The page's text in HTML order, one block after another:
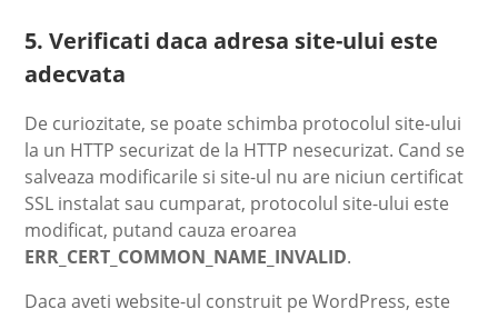
5. Verificati daca adresa site-ului este
adecvata
De curiozitate, se poate schimba protocolul site-ului
la un HTTP securizat de la HTTP nesecurizat. Cand se
salveaza modificarile si site-ul nu are niciun certificat
SSL instalat sau cumparat, protocolul site-ului este
modificat, putand cauza eroarea
ERR_CERT_COMMON_NAME_INVALID.
Daca aveti website-ul construit pe WordPress, este